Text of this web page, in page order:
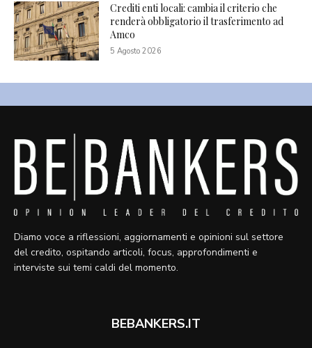
Crediti enti locali: cambia il criterio che
renderà obbligatorio il trasferimento ad
Amco
5 Agosto 2026
Diamo voce a riflessioni, aggiornamenti e opinioni sul settore
del credito, ospitando articoli, focus, approfondimenti e
interviste sui temi caldi del momento.
BEBANKERS.IT